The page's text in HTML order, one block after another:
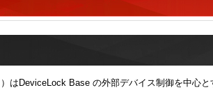
はDeviceLock Base の外部デバイス制御を中心